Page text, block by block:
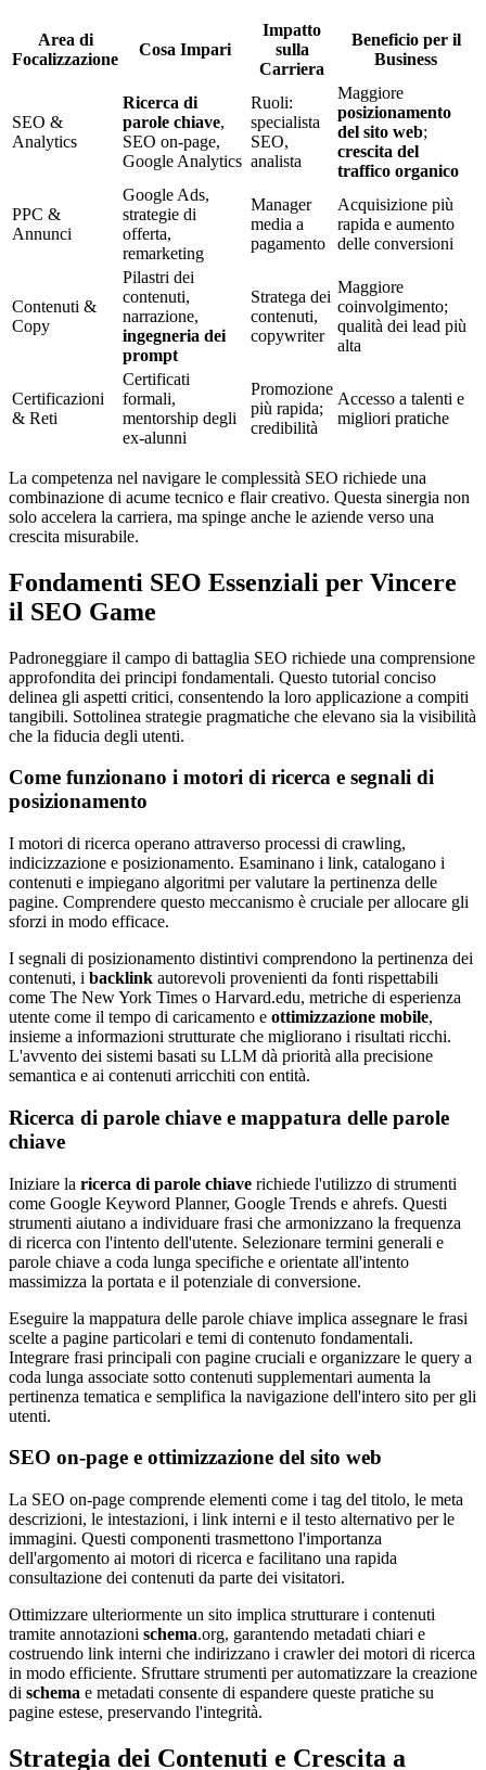
Area di
Focalizzazione
Cosa Impari
Impatto
sulla
Carriera
Beneficio per il
Business
SEO &
Analytics
Ricerca di
parole chiave,
SEO on-page,
Google Analytics
Ruoli:
specialista
SEO,
analista
Maggiore
posizionamento
del sito web;
crescita del
traffico organico
PPC &
Annunci
Google Ads,
strategie di
offerta,
remarketing
Manager
media a
pagamento
Acquisizione più
rapida e aumento
delle conversioni
Contenuti &
Copy
Pilastri dei
contenuti,
narrazione,
ingegneria dei
prompt
Stratega dei
contenuti,
copywriter
Maggiore
coinvolgimento;
qualità dei lead più
alta
Certificazioni
& Reti
Certificati
formali,
mentorship degli
ex-alunni
Promozione
più rapida;
credibilità
Accesso a talenti e
migliori pratiche
La competenza nel navigare le complessità SEO richiede una
combinazione di acume tecnico e flair creativo. Questa sinergia non
solo accelera la carriera, ma spinge anche le aziende verso una
crescita misurabile.
Fondamenti SEO Essenziali per Vincere
il SEO Game
Padroneggiare il campo di battaglia SEO richiede una comprensione
approfondita dei principi fondamentali. Questo tutorial conciso
delinea gli aspetti critici, consentendo la loro applicazione a compiti
tangibili. Sottolinea strategie pragmatiche che elevano sia la visibilità
che la fiducia degli utenti.
Come funzionano i motori di ricerca e segnali di
posizionamento
I motori di ricerca operano attraverso processi di crawling,
indicizzazione e posizionamento. Esaminano i link, catalogano i
contenuti e impiegano algoritmi per valutare la pertinenza delle
pagine. Comprendere questo meccanismo è cruciale per allocare gli
sforzi in modo efficace.
I segnali di posizionamento distintivi comprendono la pertinenza dei
contenuti, i backlink autorevoli provenienti da fonti rispettabili
come The New York Times o Harvard.edu, metriche di esperienza
utente come il tempo di caricamento e ottimizzazione mobile,
insieme a informazioni strutturate che migliorano i risultati ricchi.
L'avvento dei sistemi basati su LLM dà priorità alla precisione
semantica e ai contenuti arricchiti con entità.
Ricerca di parole chiave e mappatura delle parole
chiave
Iniziare la ricerca di parole chiave richiede l'utilizzo di strumenti
come Google Keyword Planner, Google Trends e ahrefs. Questi
strumenti aiutano a individuare frasi che armonizzano la frequenza
di ricerca con l'intento dell'utente. Selezionare termini generali e
parole chiave a coda lunga specifiche e orientate all'intento
massimizza la portata e il potenziale di conversione.
Eseguire la mappatura delle parole chiave implica assegnare le frasi
scelte a pagine particolari e temi di contenuto fondamentali.
Integrare frasi principali con pagine cruciali e organizzare le query a
coda lunga associate sotto contenuti supplementari aumenta la
pertinenza tematica e semplifica la navigazione dell'intero sito per gli
utenti.
SEO on-page e ottimizzazione del sito web
La SEO on-page comprende elementi come i tag del titolo, le meta
descrizioni, le intestazioni, i link interni e il testo alternativo per le
immagini. Questi componenti trasmettono l'importanza
dell'argomento ai motori di ricerca e facilitano una rapida
consultazione dei contenuti da parte dei visitatori.
Ottimizzare ulteriormente un sito implica strutturare i contenuti
tramite annotazioni schema.org, garantendo metadati chiari e
costruendo link interni che indirizzano i crawler dei motori di ricerca
in modo efficiente. Sfruttare strumenti per automatizzare la creazione
di schema e metadati consente di espandere queste pratiche su
pagine estese, preservando l'integrità.
Strategia dei Contenuti e Crescita a